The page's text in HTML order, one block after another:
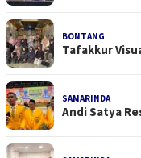
BONTANG
Tafakkur
SAMARINDA
Andi Satya